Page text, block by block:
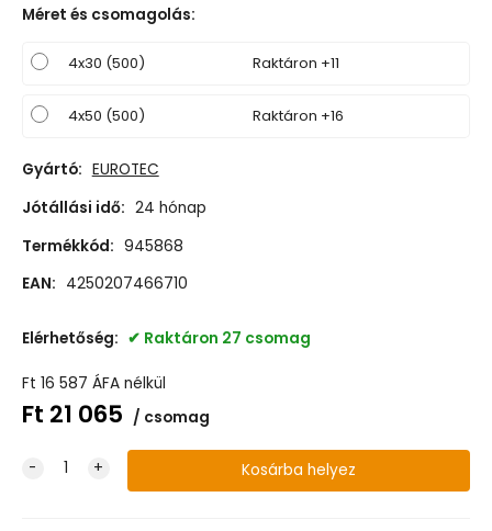
Méret és csomagolás:
4x30 (500) Raktáron +11
4x50 (500) Raktáron +16
Gyártó: EUROTEC
Jótállási idő: 24 hónap
Termékkód: 945868
EAN: 4250207466710
Elérhetőség: Raktáron 27 csomag
Ft 16 587 ÁFA nélkül
Ft 21 065 csomag